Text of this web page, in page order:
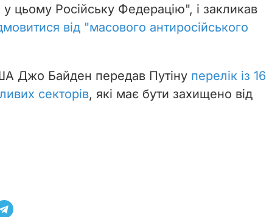
цьому Російську Федерацію", і закликав
від "масового антиросійського
Джо Байден передав Путіну перелік із 16
секторів, які має бути захищено від